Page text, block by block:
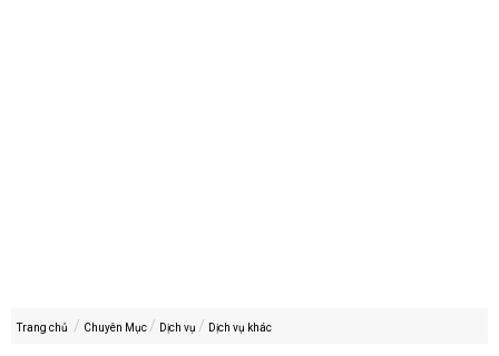
Trang chủ Chuyên Mục Dịch vụ Dịch vụ khác